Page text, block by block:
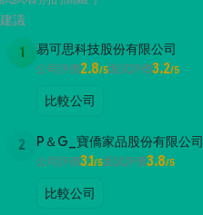
建議
1 易可思科技股份有限公司
公司評價2.8/5面試評價3.2/5
比較公司
2 P＆G_寶僑家品股份有限公司
公司評價3.1/5面試評價3.8/5
比較公司